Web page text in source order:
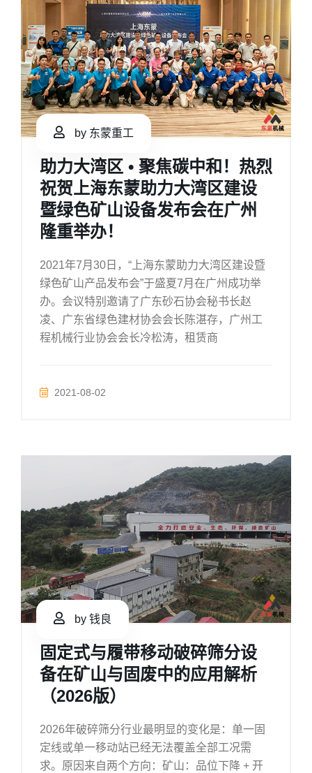
by 东蒙重工
助力大湾区 • 聚焦碳中和！热烈
祝贺上海东蒙助力大湾区建设
暨绿色矿山设备发布会在广州
隆重举办！
2021年7月30日，“上海东蒙助力大湾区建设暨
绿色矿山产品发布会”于盛夏7月在广州成功举
办。会议特别邀请了广东砂石协会秘书长赵
凌、广东省绿色建材协会会长陈湛存，广州工
程机械行业协会会长冷松涛，租赁商
2021-08-02
by 钱良
固定式与履带移动破碎筛分设
备在矿山与固废中的应用解析
（2026版）
2026年破碎筛分行业最明显的变化是：单一固
定线或单一移动站已经无法覆盖全部工况需
求。原因来自两个方向：矿山：品位下降 + 开